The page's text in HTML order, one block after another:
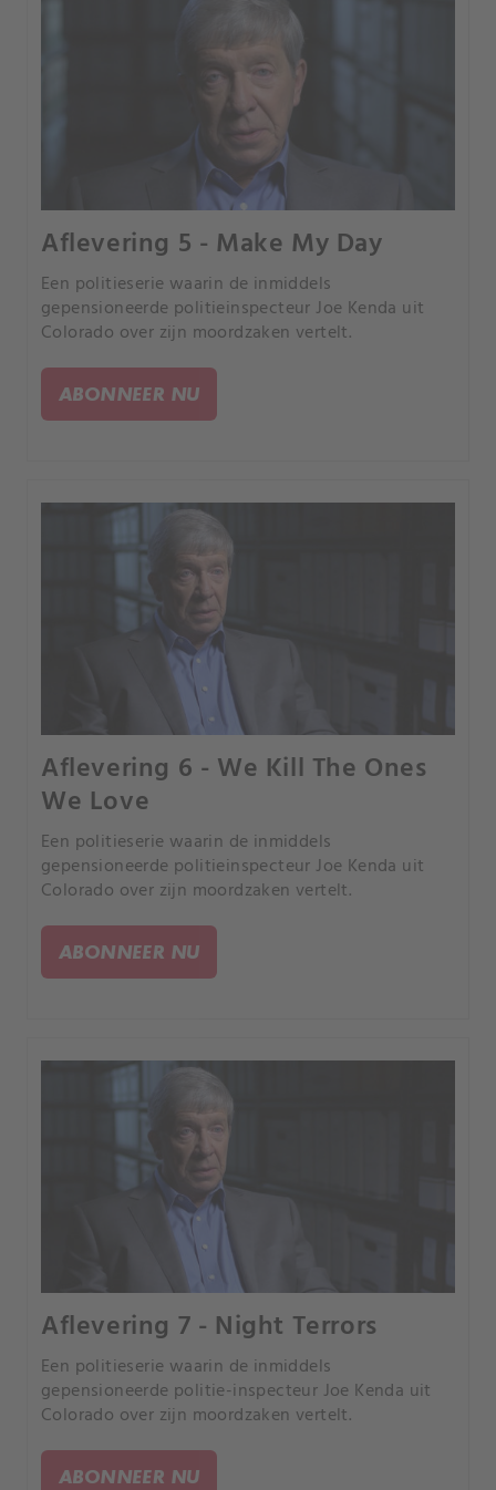
Aflevering 5 - Make My Day
Een politieserie waarin de inmiddels
gepensioneerde politieinspecteur Joe Kenda uit
Colorado over zijn moordzaken vertelt.
ABONNEER NU
Aflevering 6 - We Kill The Ones
We Love
Een politieserie waarin de inmiddels
gepensioneerde politieinspecteur Joe Kenda uit
Colorado over zijn moordzaken vertelt.
ABONNEER NU
Aflevering 7 - Night Terrors
Een politieserie waarin de inmiddels
gepensioneerde politie-inspecteur Joe Kenda uit
Colorado over zijn moordzaken vertelt.
ABONNEER NU